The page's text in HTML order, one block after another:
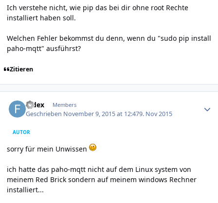
Ich verstehe nicht, wie pip das bei dir ohne root Rechte
installiert haben soll.
Welchen Fehler bekommst du denn, wenn du "sudo pip install
paho-mqtt" ausführst?
Zitieren
fedex Members
Geschrieben November 9, 2015 at 12:479. Nov 2015
AUTOR
sorry für mein Unwissen
ich hatte das paho-mqtt nicht auf dem Linux system von
meinem Red Brick sondern auf meinem windows Rechner
installiert...